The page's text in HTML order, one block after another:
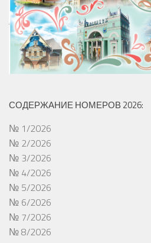
СОДЕРЖАНИЕ НОМЕРОВ 2026:
№ 1/2026
№ 2/2026
№ 3/2026
№ 4/2026
№ 5/2026
№ 6/2026
№ 7/2026
№ 8/2026